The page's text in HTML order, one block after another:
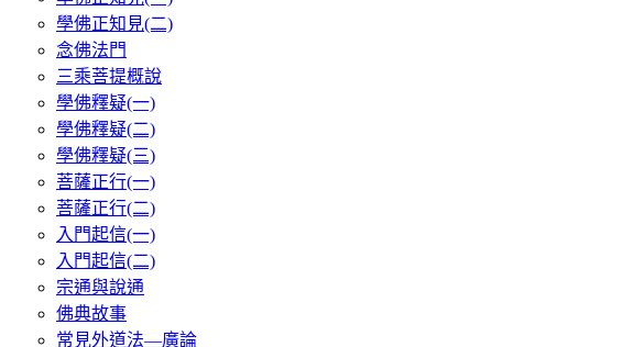
學佛正知見(二)
念佛法門
三乘菩提概說
學佛釋疑(一)
學佛釋疑(二)
學佛釋疑(三)
菩薩正行(一)
菩薩正行(二)
入門起信(一)
入門起信(二)
宗通與說通
佛典故事
常見外道法—廣論